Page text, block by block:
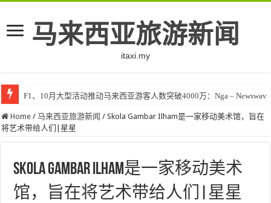
马来西亚旅游新闻
itaxi.my
F1、10月大型活动推动马来西亚游客人数突破4000万：Nga – Newswav
Klook客路将印度和中东创作者聚集在马来西亚 – TravelBiz Monitor
Home / 马来西亚旅游新闻 / Skola Gambar Ilham是一家移动美术馆，旨在
将艺术带给人们|星星
Skola Gambar Ilham是一家移动美术
馆，旨在将艺术带给人们|星星